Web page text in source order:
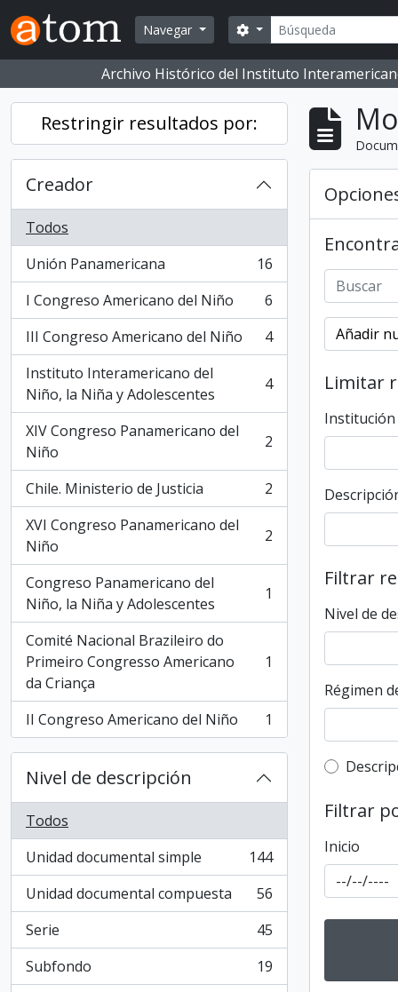
Skip to main content
Navegar
Buscar
Opciones de búsqueda
Archivo Histórico del Instituto
Restringir resultados por:
Creador
Todos
Unión Panamericana
, 16 resultados
16
I Congreso Americano del Niño
, 6 resultados
6
III Congreso Americano del Niño
, 4 resultados
4
Instituto Interamericano del
Niño, la Niña y Adolescentes
, 4 resultados 4
XIV Congreso Panamericano del
Niño
, 2 resultados 2
Chile. Ministerio de Justicia
, 2 resultados
2
XVI Congreso Panamericano del
Niño
, 2 resultados 2
Congreso Panamericano del
Niño, la Niña y Adolescentes
, 1 resultados 1
Comité Nacional Brazileiro do
Primeiro Congresso Americano
da Criança
, 1 resultados 1
II Congreso Americano del Niño
, 1 resultados 1
Nivel de descripción
Todos
Unidad documental simple
, 144 resultados
144
Unidad documental compuesta
, 56 resultados
56
Serie
, 45 resultados
45
Subfondo
, 19 resultados
19
Añadir
Limitar
Filtrar
Nivel de
Régimen
Top-
Filtrar
Inicio